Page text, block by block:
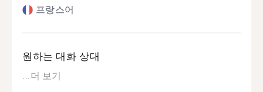
프랑스어
원하는 대화 상대
...더 보기